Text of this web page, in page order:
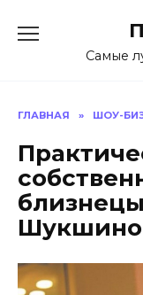
содержаниюСамые
ГЛАВНАЯ » ШОУ-